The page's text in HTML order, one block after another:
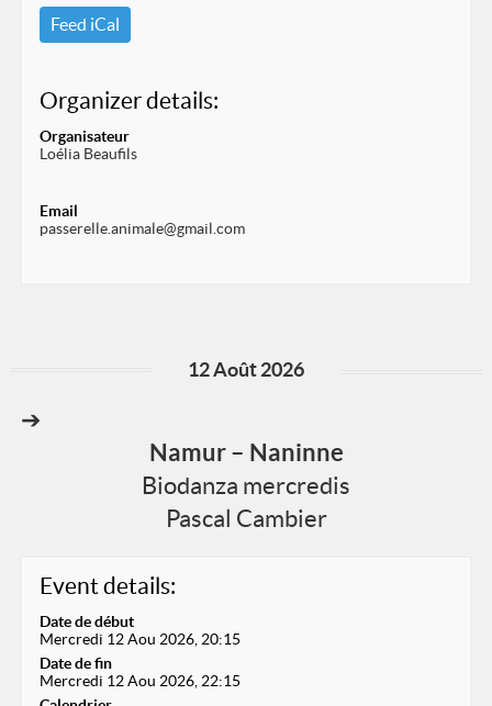
Feed iCal
Organizer details:
Organisateur
Loélia Beaufils
Email
passerelle.animale@gmail.com
12 Août 2026
➔
Namur – Naninne
Biodanza mercredis
Pascal Cambier
Event details:
Date de début
Mercredi 12 Aou 2026, 20:15
Date de fin
Mercredi 12 Aou 2026, 22:15